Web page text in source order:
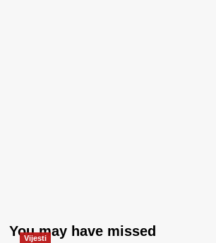
You may have missed
Vijesti